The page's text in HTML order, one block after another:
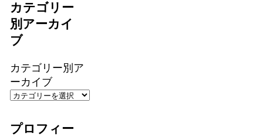
カテゴリー
別アーカイ
ブ
カテゴリー別ア
ーカイブ
プロフィー